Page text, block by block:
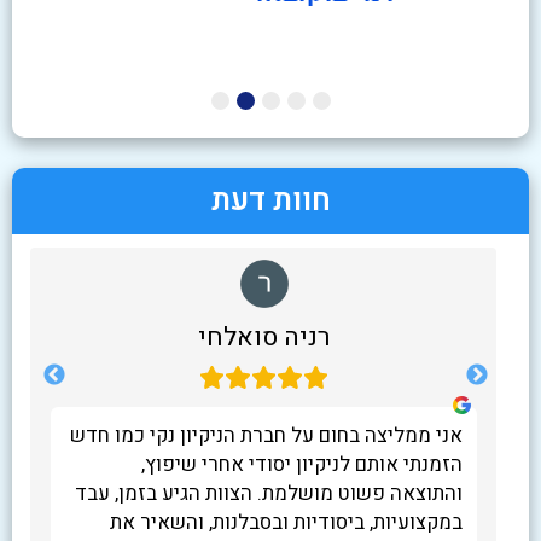
חוות דעת
רניה סואלחי
אני ממליצה בחום על חברת הניקיון נקי כמו חדש
הזמנתי אותם לניקיון יסודי אחרי שיפוץ,
והתוצאה פשוט מושלמת. הצוות הגיע בזמן, עבד
במקצועיות, ביסודיות ובסבלנות, והשאיר את